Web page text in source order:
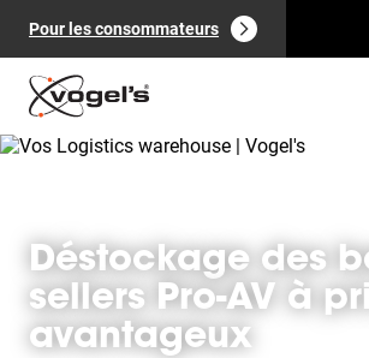
Pour les consommateurs
Produits professionnels 0):
Déstockage des
sellers Pro-AV à
avantageux